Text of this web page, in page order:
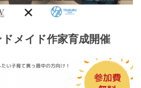
メイド作家育成開催